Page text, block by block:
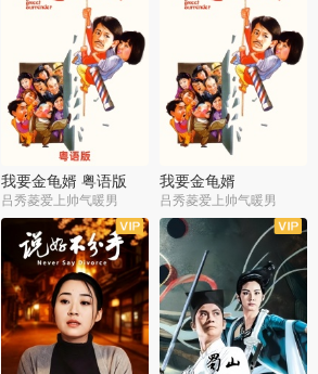
我要金龟婿 粤语版
吕秀菱爱上帅气暖男
我要金龟婿
吕秀菱爱上帅气暖男